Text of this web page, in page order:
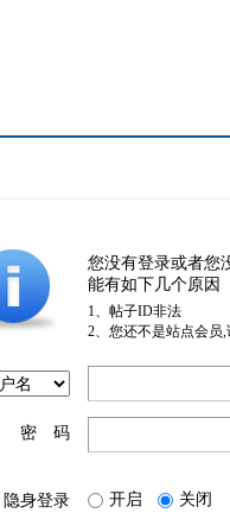
您没有登录或者您
能有如下几个原因
1、帖子ID非法
2、您还不是站点会员
密 码
隐身登录 开启 关闭